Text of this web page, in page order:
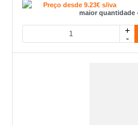
Preço desde 9.23€ s/iva
maior quantidade
+
-